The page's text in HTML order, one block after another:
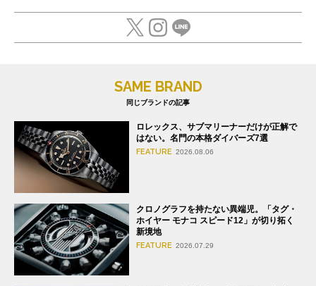
SAME BRAND
同じブランドの記事
ロレックス、サブマリーナーだけが正解で
はない。名門の本格ダイバーズ7選
FEATURE 2026.08.06
クロノグラフを持たない異端児。「タグ・
ホイヤー モナコ スピード12」が切り拓く
新境地
FEATURE 2026.07.29